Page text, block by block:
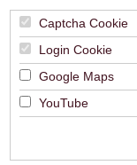
Captcha Cookie
Login Cookie
Google Maps
YouTube